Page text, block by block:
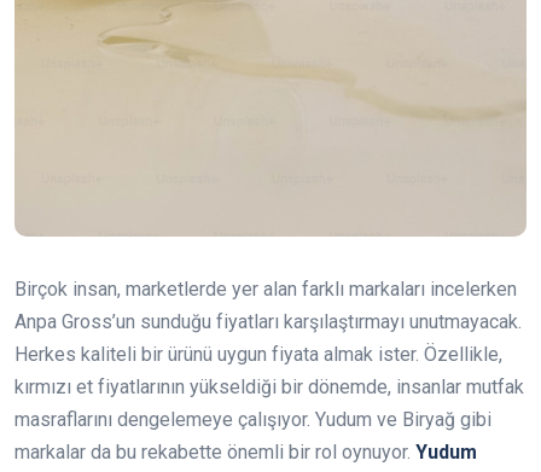
Birçok insan, marketlerde yer alan farklı markaları incelerken
Anpa Gross’un sunduğu fiyatları karşılaştırmayı unutmayacak.
Herkes kaliteli bir ürünü uygun fiyata almak ister. Özellikle,
kırmızı et fiyatlarının yükseldiği bir dönemde, insanlar mutfak
masraflarını dengelemeye çalışıyor. Yudum ve Biryağ gibi
markalar da bu rekabette önemli bir rol oynuyor. Yudum